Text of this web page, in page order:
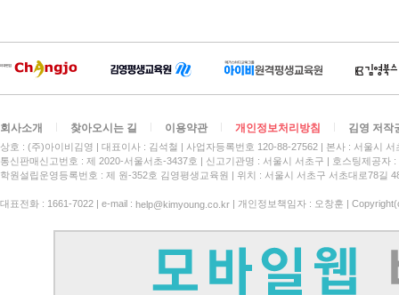
회사소개 찾아오시는 길 이용약관 개인정보처리방침 김영 저작
상호 : (주)아이비김영 대표이사 : 김석철 사업자등록번호 120-88-27562
본사 : 서울시
통신판매신고번호 : 제 2020-서울서초-3437호
신고기관명 : 서울시 서초구
호스팅제공자
학원설립운영등록번호 : 제 원-352호 김영평생교육원 | 위치 : 서울시 서초구 서초대로78길
대표전화 : 1661-7022 | e-mail : help@kimyoung.co.kr | 개인정보책임자 : 오창훈 |